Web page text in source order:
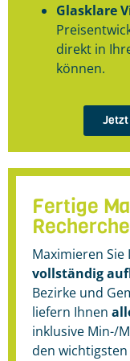
Glasklare
direkt in
können.
Jetzt
Fertige
Maximieren Sie
vollständig
Bezirke und
liefern Ihnen
inklusive Min-/
den